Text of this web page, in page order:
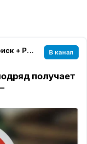
Продвижение в Яндекс (поиск + РСЯ + MAX + Telegram) В канал
получает